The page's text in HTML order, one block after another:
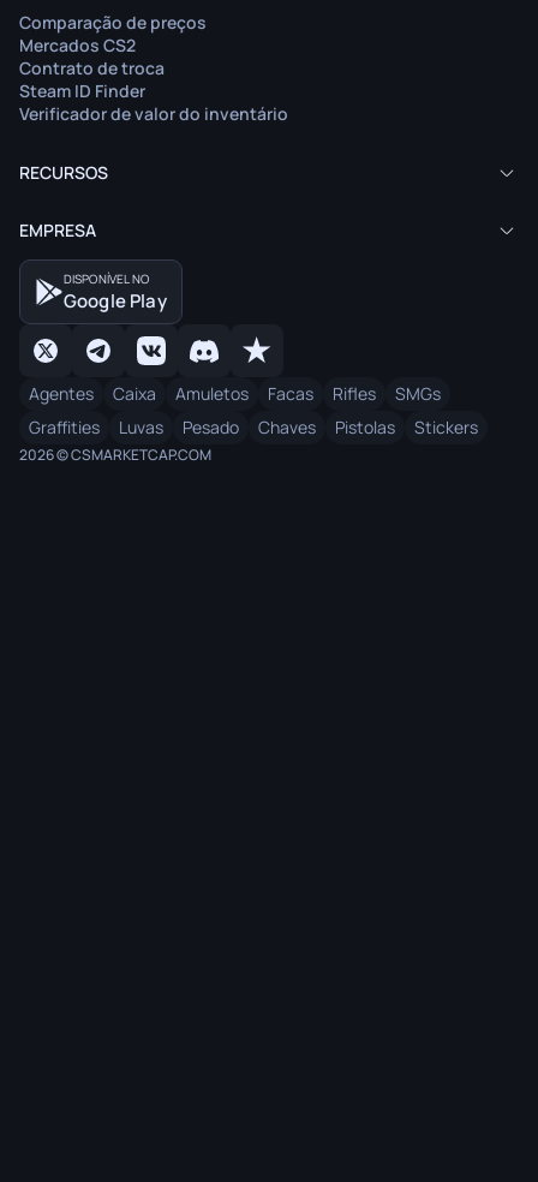
Comparação de preços
Mercados CS2
Contrato de troca
Steam ID Finder
Verificador de valor do inventário
RECURSOS
EMPRESA
DISPONÍVEL NO
Google Play
Agentes Caixa Amuletos Facas Rifles
SMGs
Graffities
Luvas Pesado Chaves Pistolas Stickers
2026 © CSMARKETCAP.COM